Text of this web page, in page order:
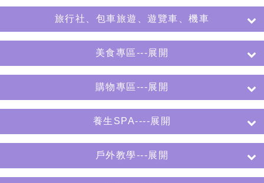
旅行社、包車旅遊、遊覽車、機車
美食專區---展開
購物專區---展開
養生SPA----展開
戶外教學---展開